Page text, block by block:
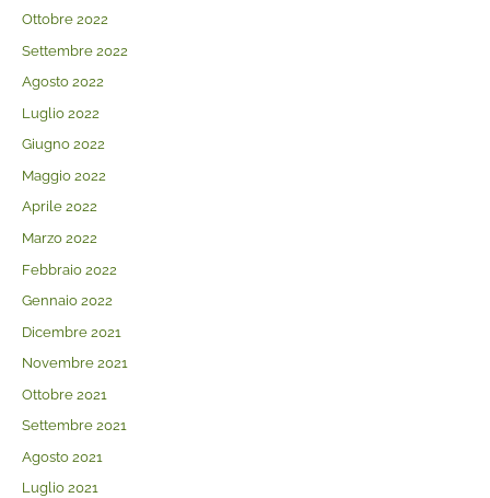
Ottobre 2022
Settembre 2022
Agosto 2022
Luglio 2022
Giugno 2022
Maggio 2022
Aprile 2022
Marzo 2022
Febbraio 2022
Gennaio 2022
Dicembre 2021
Novembre 2021
Ottobre 2021
Settembre 2021
Agosto 2021
Luglio 2021